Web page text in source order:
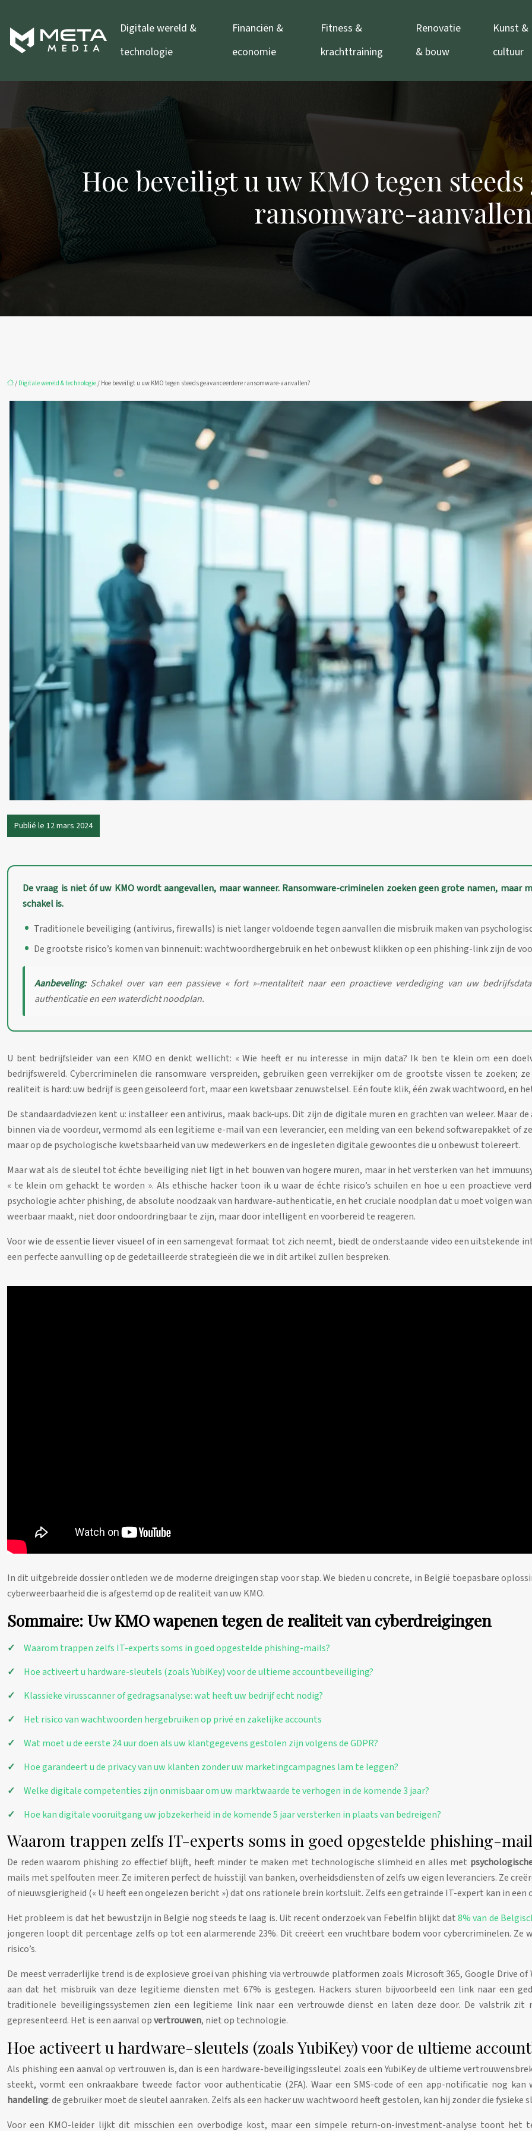
Digitale wereld &
technologie
Financiën &
economie
Fitness &
krachttraining
Renovatie
& bouw
Kunst &
cultuur
Hoe beveiligt u uw KMO tegen steeds
ransomware-
/ Digitale wereld & technologie/ Hoe beveiligt u uw KMO tegen steeds geavanceerdere ransomware-aanvallen?
Publié le 12 mars 2024
De vraag is niet óf uw KMO wordt aangevallen, maar wanneer. Ransomware-criminelen zoeken geen grote namen,
schakel is.
Traditionele beveiliging (antivirus, firewalls) is niet langer voldoende tegen aanvallen die misbruik maken van
De grootste risico’s komen van binnenuit: wachtwoordhergebruik en het onbewust klikken op een phishing-link zijn de
Aanbeveling:Schakel over van een passieve « fort »-mentaliteit naar een proactieve verdediging van uw
authenticatie en een waterdicht noodplan.
U bent bedrijfsleider van een KMO en denkt wellicht: « Wie heeft er nu interesse in mijn data? Ik ben te klein om een
bedrijfswereld. Cybercriminelen die ransomware verspreiden, gebruiken geen verrekijker om de grootste vissen te zoeken;
realiteit is hard: uw bedrijf is geen geïsoleerd fort, maar een kwetsbaar zenuwstelsel. Eén foute klik, één zwak wachtwoord, en
De standaardadviezen kent u: installeer een antivirus, maak back-ups. Dit zijn de digitale muren en grachten van weleer. Maar
binnen via de voordeur, vermomd als een legitieme e-mail van een leverancier, een melding van een bekend softwarepakket of
maar op de psychologische kwetsbaarheid van uw medewerkers en de ingesleten digitale gewoontes die u onbewust tolereert.
Maar wat als de sleutel tot échte beveiliging niet ligt in het bouwen van hogere muren, maar in het versterken van het
« te klein om gehackt te worden ». Als ethische hacker toon ik u waar de échte risico’s schuilen en hoe u een proactieve
psychologie achter phishing, de absolute noodzaak van hardware-authenticatie, en het cruciale noodplan dat u moet volgen
weerbaar maakt, niet door ondoordringbaar te zijn, maar door intelligent en voorbereid te reageren.
Voor wie de essentie liever visueel of in een samengevat formaat tot zich neemt, biedt de onderstaande video een uitstekende
een perfecte aanvulling op de gedetailleerde strategieën die we in dit artikel zullen bespreken.
In dit uitgebreide dossier ontleden we de moderne dreigingen stap voor stap. We bieden u concrete, in België toepasbare
cyberweerbaarheid die is afgestemd op de realiteit van uw KMO.
Sommaire: Uw KMO wapenen tegen de realiteit van cyberdreigingen
Waarom trappen zelfs IT-experts soms in goed opgestelde phishing-mails?
Hoe activeert u hardware-sleutels (zoals YubiKey) voor de ultieme accountbeveiliging?
Klassieke virusscanner of gedragsanalyse: wat heeft uw bedrijf echt nodig?
Het risico van wachtwoorden hergebruiken op privé en zakelijke accounts
Wat moet u de eerste 24 uur doen als uw klantgegevens gestolen zijn volgens de GDPR?
Hoe garandeert u de privacy van uw klanten zonder uw marketingcampagnes lam te leggen?
Welke digitale competenties zijn onmisbaar om uw marktwaarde te verhogen in de komende 3 jaar?
Hoe kan digitale vooruitgang uw jobzekerheid in de komende 5 jaar versterken in plaats van bedreigen?
Waarom trappen zelfs IT-experts soms in goed opgestelde phishing-
De reden waarom phishing zo effectief blijft, heeft minder te maken met technologische slimheid en alles met
mails met spelfouten meer. Ze imiteren perfect de huisstijl van banken, overheidsdiensten of zelfs uw eigen leveranciers. Ze
of nieuwsgierigheid (« U heeft een ongelezen bericht ») dat ons rationele brein kortsluit. Zelfs een getrainde IT-expert kan in
Het probleem is dat het bewustzijn in België nog steeds te laag is. Uit recent onderzoek van Febelfin blijkt dat8% van de
jongeren loopt dit percentage zelfs op tot een alarmerende 23%. Dit creëert een vruchtbare bodem voor cybercriminelen.
risico’s.
De meest verraderlijke trend is de explosieve groei van phishing via vertrouwde platformen zoals Microsoft 365, Google Drive
aan dat het misbruik van deze legitieme diensten met 67% is gestegen. Hackers sturen bijvoorbeeld een link naar een
traditionele beveiligingssystemen zien een legitieme link naar een vertrouwde dienst en laten deze door. De valstrik
gepresenteerd. Het is een aanval opvertrouwen, niet op technologie.
Hoe activeert u hardware-sleutels (zoals YubiKey) voor de ultieme
Als phishing een aanval op vertrouwen is, dan is een hardware-beveiligingssleutel zoals een YubiKey de ultieme
steekt, vormt een onkraakbare tweede factor voor authenticatie (2FA). Waar een SMS-code of een app-notificatie nog
handeling: de gebruiker moet de sleutel aanraken. Zelfs als een hacker uw wachtwoord heeft gestolen, kan hij zonder die
Voor een KMO-leider lijkt dit misschien een overbodige kost, maar een simpele return-on-investment-analyse toont het